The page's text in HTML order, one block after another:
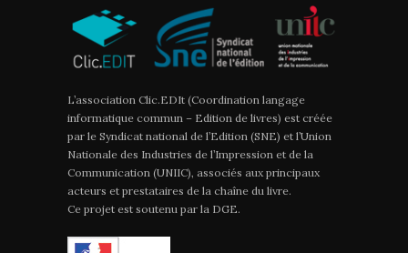
L’association Clic.EDIt (Coordination langage
informatique commun – Edition de livres) est créée
par le Syndicat national de l’Edition (SNE) et l’Union
Nationale des Industries de l’Impression et de la
Communication (UNIIC), associés aux principaux
acteurs et prestataires de la chaîne du livre.
Ce projet est soutenu par la DGE.